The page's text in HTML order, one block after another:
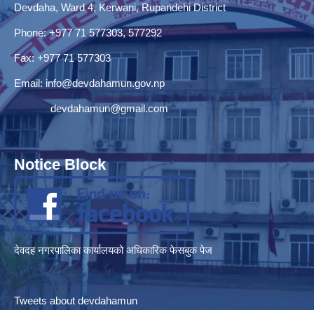
Devdaha, Ward 4, Kerwani, Rupandehi District
Phone: +977 71 577303, 577292
Fax: +977 71 577303
Email: info@devdahamun.gov.np
devdahamun@gmail.com
Notice Block
देवदह नगरपालिका कार्यालयको अधिकारिक फेसबुक पेज
Tweets about devdahamun